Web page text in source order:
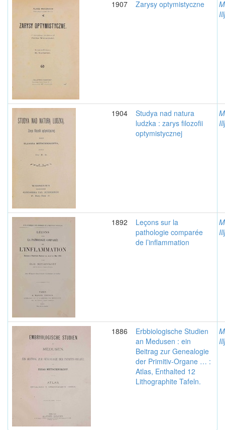
1907 Zarysy optymistyczne
1904
Studya nad natura
ludzka : zarys filozofii
optymistycznej
1892
Leçons sur la
pathologie comparée
de l’inflammation
1886
Erbbiologische Studien
an Medusen : ein
Beitrag zur Genealogie
der Primitiv-Organe … :
Atlas, Enthalted 12
Lithographite Tafeln.